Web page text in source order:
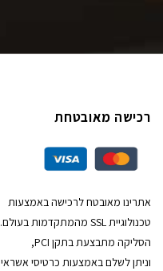
רכישה מאובטחת
אתרינו מאובטח לרכישה באמצעות
טכנולוגיית SSL מהמתקדמות בעולם.
הסליקה מתבצעת בתקן PCI,
וניתן לשלם באמצעות כרטיסי אשראי